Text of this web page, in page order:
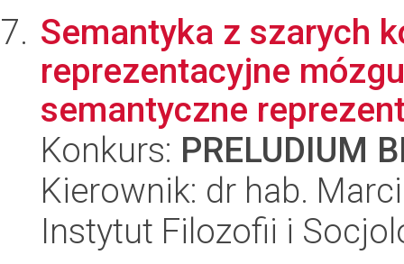
Semantyka z szarych
reprezentacyjne
semantyczne
Konkurs: PRELUDIUM
Kierownik: dr hab.
Instytut Filozofii i